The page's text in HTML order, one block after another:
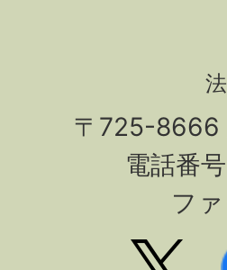
〒725-8666
電話番
フ